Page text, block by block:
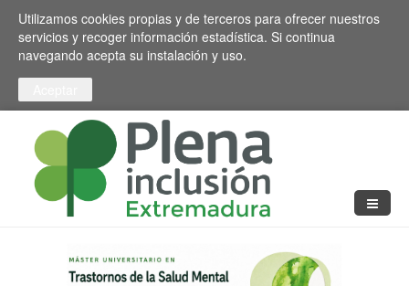
Pasar al contenido principal
Toggle high contrast
Utilizamos cookies propias y de terceros para ofrecer nuestros
servicios y recoger información estadística. Si continua
navegando acepta su instalación y uso.